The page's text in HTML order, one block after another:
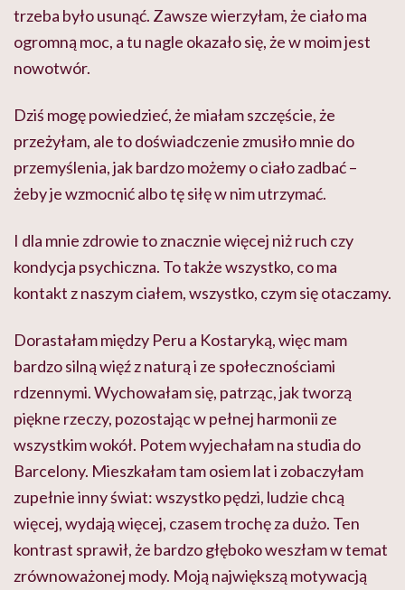
trzeba było usunąć. Zawsze wierzyłam, że ciało ma
ogromną moc, a tu nagle okazało się, że w moim jest
nowotwór.
Dziś mogę powiedzieć, że miałam szczęście, że
przeżyłam, ale to doświadczenie zmusiło mnie do
przemyślenia, jak bardzo możemy o ciało zadbać –
żeby je wzmocnić albo tę siłę w nim utrzymać.
I dla mnie zdrowie to znacznie więcej niż ruch czy
kondycja psychiczna. To także wszystko, co ma
kontakt z naszym ciałem, wszystko, czym się otaczamy.
Dorastałam między Peru a Kostaryką, więc mam
bardzo silną więź z naturą i ze społecznościami
rdzennymi. Wychowałam się, patrząc, jak tworzą
piękne rzeczy, pozostając w pełnej harmonii ze
wszystkim wokół. Potem wyjechałam na studia do
Barcelony. Mieszkałam tam osiem lat i zobaczyłam
zupełnie inny świat: wszystko pędzi, ludzie chcą
więcej, wydają więcej, czasem trochę za dużo. Ten
kontrast sprawił, że bardzo głęboko weszłam w temat
zrównoważonej mody. Moją największą motywacją